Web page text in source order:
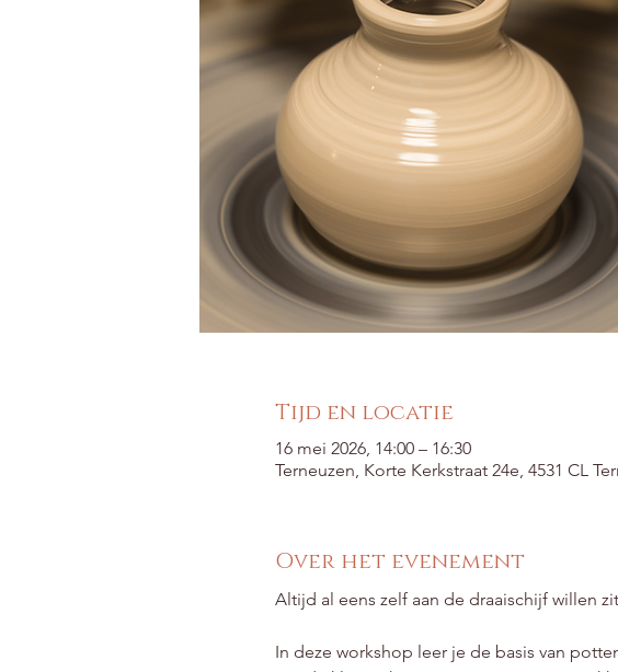
Tijd en locatie
16 mei 2026, 14:00 – 16:30
Terneuzen, Korte Kerkstraat 24e, 4531 CL
Over het evenement
Altijd al eens zelf aan de draaischijf willen
In deze workshop leer je de basis van